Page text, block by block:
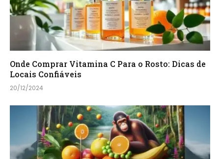
Onde Comprar Vitamina C Para o Rosto: Dicas de
Locais Confiáveis
20/12/2024